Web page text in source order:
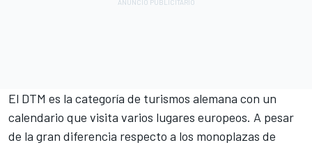
El DTM es la categoría de turismos alemana con un
calendario que visita varios lugares europeos. A pesar
de la gran diferencia respecto a los monoplazas de